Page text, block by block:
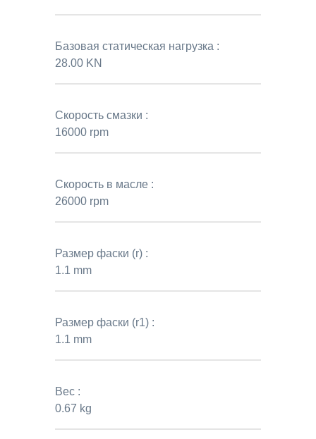
Базовая статическая нагрузка :
28.00 KN
Скорость смазки :
16000 rpm
Скорость в масле :
26000 rpm
Размер фаски (r) :
1.1 mm
Размер фаски (r1) :
1.1 mm
Вес :
0.67 kg